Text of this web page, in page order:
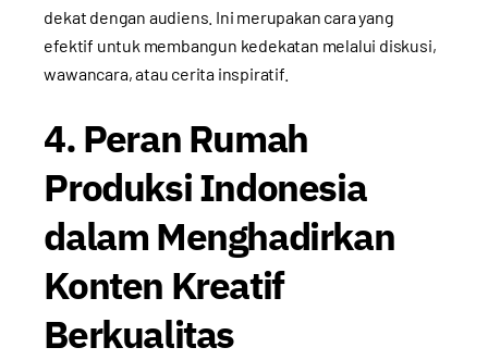
dekat dengan audiens. Ini merupakan cara yang
efektif untuk membangun kedekatan melalui diskusi,
wawancara, atau cerita inspiratif.
4. Peran Rumah
Produksi Indonesia
dalam Menghadirkan
Konten Kreatif
Berkualitas